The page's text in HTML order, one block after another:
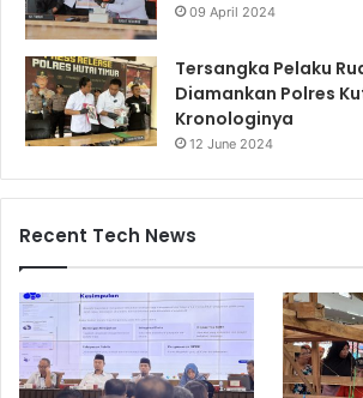
09 April 2024
Tersangka Pelaku
Diamankan Polres
Kronologinya
12 June 2024
Recent Tech News